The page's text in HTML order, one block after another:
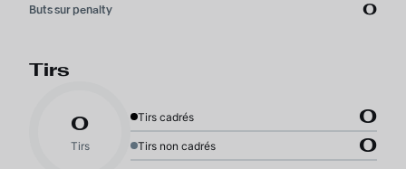
Buts sur penalty 0
Tirs
0
Tirs
Tirs cadrés 0
Tirs non cadrés 0